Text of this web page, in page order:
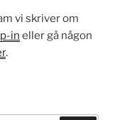
vi skriver om
in eller gå någon
.